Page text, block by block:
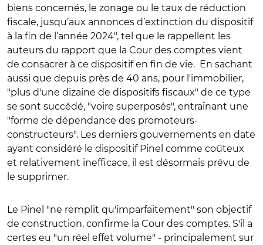
biens concernés, le zonage ou le taux de réduction
fiscale, jusqu’aux annonces d’extinction du dispositif
à la fin de l’année 2024", tel que le rappellent les
auteurs du rapport que la Cour des comptes vient
de consacrer à ce dispositif en fin de vie. En sachant
aussi que depuis près de 40 ans, pour l'immobilier,
"plus d'une dizaine de dispositifs fiscaux" de ce type
se sont succédé, "voire superposés", entraînant une
"forme de dépendance des promoteurs-
constructeurs". Les derniers gouvernements en date
ayant considéré le dispositif Pinel comme coûteux
et relativement inefficace, il est désormais prévu de
le supprimer.
Le Pinel "ne remplit qu'imparfaitement" son objectif
de construction, confirme la Cour des comptes. S'il a
certes eu "un réel effet volume" - principalement sur